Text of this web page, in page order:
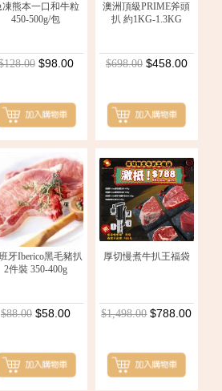
凍熊本一口和牛粒
450-500g/包
$98.00
澳洲頂級PRIME斧頭
扒 約1KG-1.3KG
$698.00 $458.00
牙Iberico黑毛豬扒
2件裝 350-400g
$88.00 $58.00
厚切慢煮牛扒王福袋
$1,498.00 $788.00